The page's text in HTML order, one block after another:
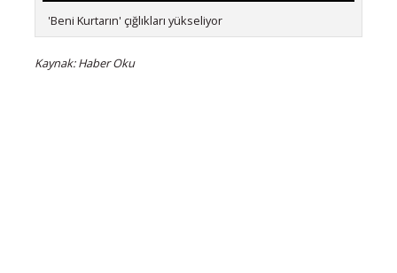
'Beni Kurtarın' çığlıkları yükseliyor
Kaynak: Haber Oku